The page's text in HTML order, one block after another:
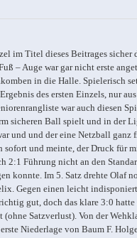
im Titel dieses Beitrages
– Auge war gar nicht erste
in die Halle. Spielerisch
des ersten Einzels, nur
war auch diesen
sicheren Ball spielt und in der
und und der eine Netzball ganz
und meinte, der Druck für
2:1 Führung nicht an den
konnte. Im 5. Satz drehte Olaf
Gegen einen leicht
gut, doch das klare 3:0
Satzverlust). Von der
Niederlage von Baum F.